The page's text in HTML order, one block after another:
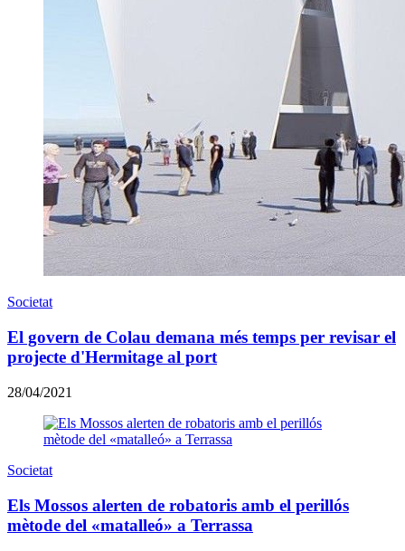
Societat
El govern de Colau demana més temps per revisar el
projecte d'Hermitage al port
28/04/2021
Societat
Els Mossos alerten de robatoris amb el perillós
mètode del «matalleó» a Terrassa